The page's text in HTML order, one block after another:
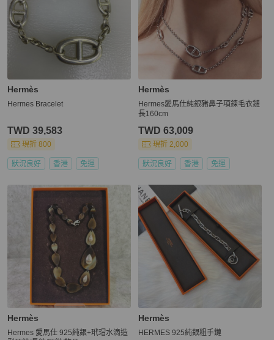
Hermès
Hermes Bracelet
TWD 39,583
現折 800
狀況良好 香港 免運
Hermès
Hermes愛馬仕純銀豬鼻子項鍊毛衣鏈
長160cm
TWD 63,009
現折 2,000
狀況良好 香港 免運
Hermès
Hermes 愛馬仕 925純銀+玳瑁水滴造
Hermès
HERMES 925純銀粗手鏈